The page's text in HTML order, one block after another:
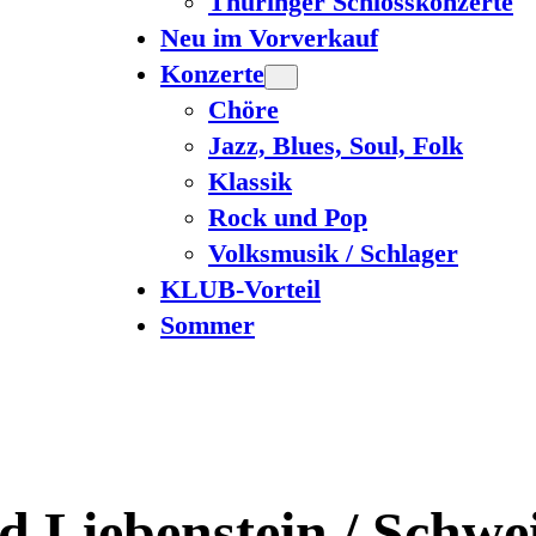
Neu im Vorverkauf
Konzerte
Chöre
Jazz, Blues, Soul, Folk
Klassik
Rock und Pop
Volksmusik / Schlager
KLUB-Vorteil
Sommer